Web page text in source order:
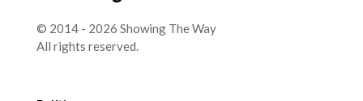
© 2014 - 2026 Showing The Way
All rights reserved.